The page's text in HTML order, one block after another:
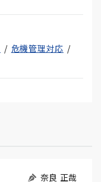
危機管理対応
奈良 正哉